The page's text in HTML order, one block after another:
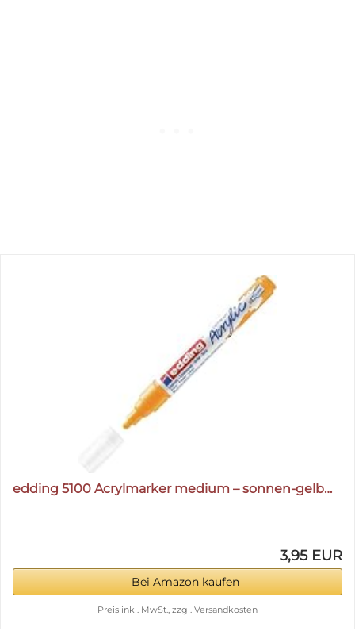
edding 5100 Acrylmarker medium – sonnen-gelb…
3,95 EUR
Bei Amazon kaufen
Preis inkl. MwSt., zzgl. Versandkosten